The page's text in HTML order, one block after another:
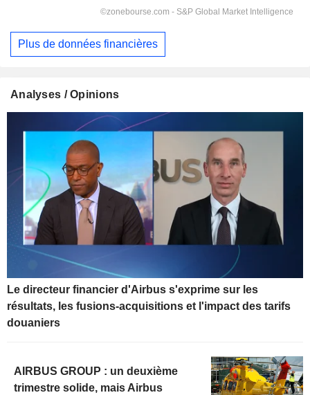
Plus de données financières
Analyses / Opinions
Le directeur financier d'Airbus s'exprime sur les
résultats, les fusions-acquisitions et l'impact des tarifs
douaniers
AIRBUS GROUP : un deuxième
trimestre solide, mais Airbus